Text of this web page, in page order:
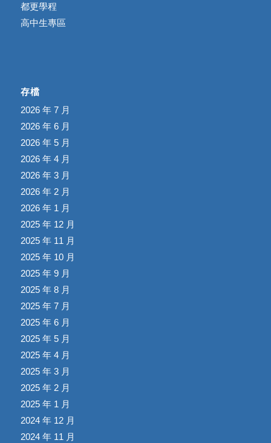
都更學程
高中生專區
存檔
2026 年 7 月
2026 年 6 月
2026 年 5 月
2026 年 4 月
2026 年 3 月
2026 年 2 月
2026 年 1 月
2025 年 12 月
2025 年 11 月
2025 年 10 月
2025 年 9 月
2025 年 8 月
2025 年 7 月
2025 年 6 月
2025 年 5 月
2025 年 4 月
2025 年 3 月
2025 年 2 月
2025 年 1 月
2024 年 12 月
2024 年 11 月